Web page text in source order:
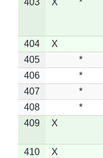
404 X
405
*
406
*
407
*
408
*
409
X
410 X